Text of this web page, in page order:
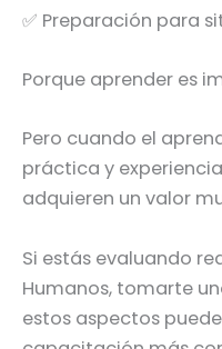
✅ Preparación para
Porque aprender es
Pero cuando el
práctica y
adquieren un valor
Si estás evaluando
Humanos, tomarte
estos aspectos